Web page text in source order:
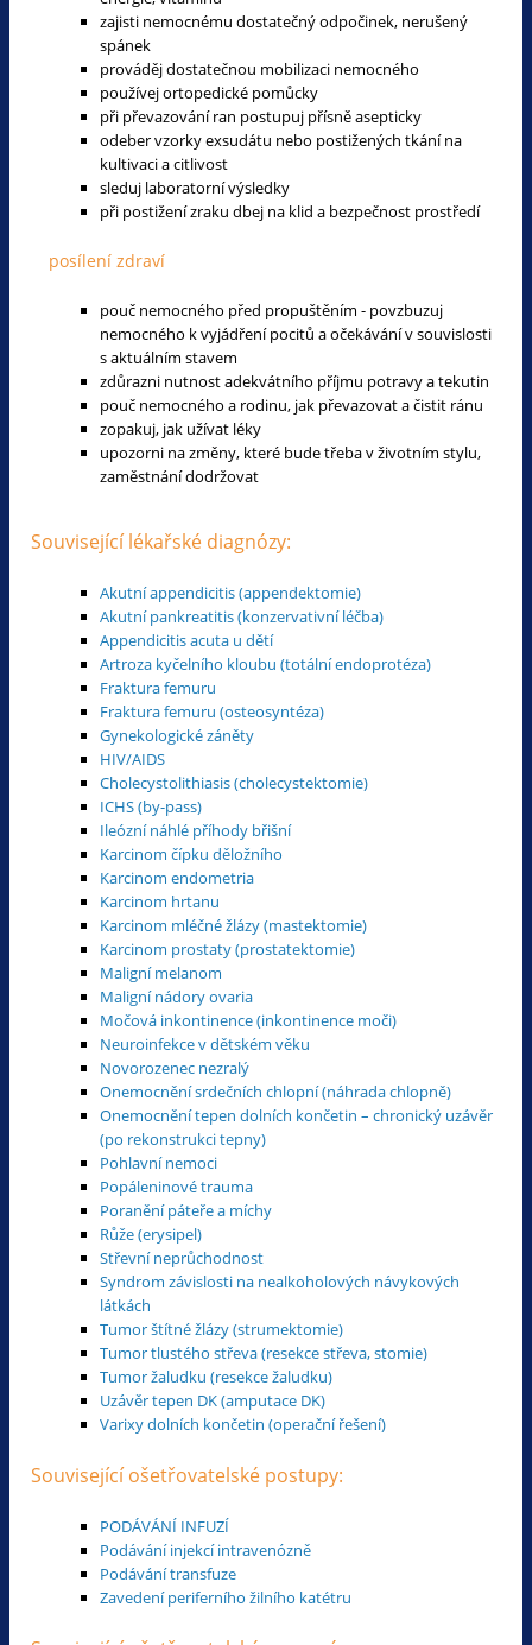
zajisti nemocnému dostatečný odpočinek, nerušený
spánek
prováděj dostatečnou mobilizaci nemocného
používej ortopedické pomůcky
při převazování ran postupuj přísně asepticky
odeber vzorky exsudátu nebo postižených tkání na
kultivaci a citlivost
sleduj laboratorní výsledky
při postižení zraku dbej na klid a bezpečnost prostředí
posílení zdraví
pouč nemocného před propuštěním - povzbuzuj
nemocného k vyjádření pocitů a očekávání v souvislosti
s aktuálním stavem
zdůrazni nutnost adekvátního příjmu potravy a tekutin
pouč nemocného a rodinu, jak převazovat a čistit ránu
zopakuj, jak užívat léky
upozorni na změny, které bude třeba v životním stylu,
zaměstnání dodržovat
Související lékařské diagnózy:
Akutní appendicitis (appendektomie)
Akutní pankreatitis (konzervativní léčba)
Appendicitis acuta u dětí
Artroza kyčelního kloubu (totální endoprotéza)
Fraktura femuru
Fraktura femuru (osteosyntéza)
Gynekologické záněty
HIV/AIDS
Cholecystolithiasis (cholecystektomie)
ICHS (by-pass)
Ileózní náhlé příhody břišní
Karcinom čípku děložního
Karcinom endometria
Karcinom hrtanu
Karcinom mléčné žlázy (mastektomie)
Karcinom prostaty (prostatektomie)
Maligní melanom
Maligní nádory ovaria
Močová inkontinence (inkontinence moči)
Neuroinfekce v dětském věku
Novorozenec nezralý
Onemocnění srdečních chlopní (náhrada chlopně)
Onemocnění tepen dolních končetin – chronický uzávěr
(po rekonstrukci tepny)
Pohlavní nemoci
Popáleninové trauma
Poranění páteře a míchy
Růže (erysipel)
Střevní neprůchodnost
Syndrom závislosti na nealkoholových návykových
látkách
Tumor štítné žlázy (strumektomie)
Tumor tlustého střeva (resekce střeva, stomie)
Tumor žaludku (resekce žaludku)
Uzávěr tepen DK (amputace DK)
Varixy dolních končetin (operační řešení)
Související ošetřovatelské postupy:
PODÁVÁNÍ INFUZÍ
Podávání injekcí intravenózně
Podávání transfuze
Zavedení periferního žilního katétru